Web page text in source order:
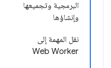
البرمجية وتجميعها
وإنشاؤها
نقل المهمة إلى
Web Worker